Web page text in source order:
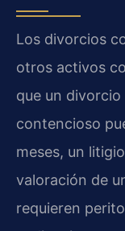
Los divorcios
otros activos
que un
contencioso
meses, un
valoración de
requieren